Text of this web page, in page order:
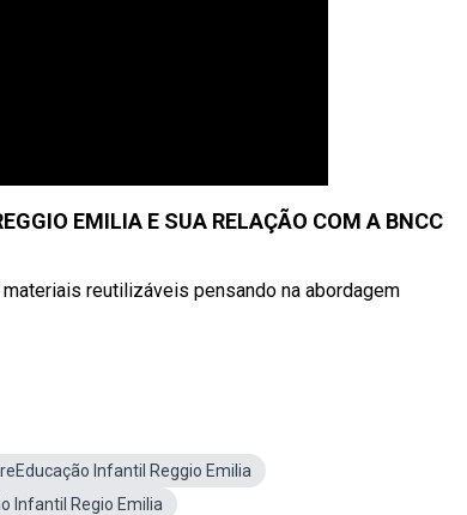
EMILIA E SUA RELAÇÃO COM A BNCC
reutilizáveis pensando na abordagem
Infantil Reggio Emilia
Infantil Regio Emilia